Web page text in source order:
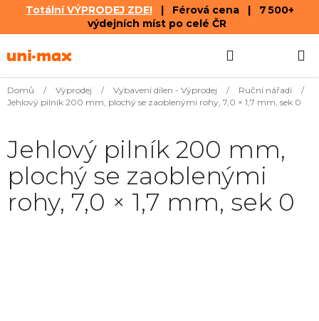
Totální VÝPRODEJ ZDE!| Férová cena | 7 500+
výdejních míst po celé ČR
na
KOŠÍK
Domů / Výprodej / Vybavení dílen - Výprodej / Ruční nářadí
/
Jehlový pilník 200 mm, plochý se zaoblenými rohy, 7,0 × 1,7 mm, sek 0
Jehlový pilník 200 mm,
plochý se zaoblenými
rohy, 7,0 × 1,7 mm, sek 0